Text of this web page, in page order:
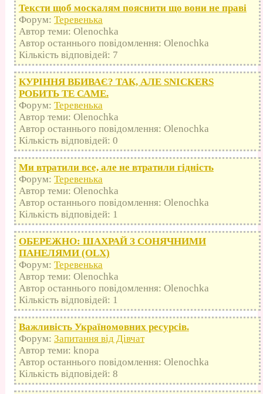
Тексти щоб москалям пояснити що вони не праві
Форум: Теревенька
Автор теми: Olenochka
Автор останнього повідомлення: Olenochka
Кількість відповідей: 7
КУРІННЯ ВБИВАЄ? ТАК, АЛЕ SNICKERS
РОБИТЬ ТЕ САМЕ.
Форум: Теревенька
Автор теми: Olenochka
Автор останнього повідомлення: Olenochka
Кількість відповідей: 0
Ми втратили все, але не втратили гідність
Форум: Теревенька
Автор теми: Olenochka
Автор останнього повідомлення: Olenochka
Кількість відповідей: 1
ОБЕРЕЖНО: ШАХРАЙ З СОНЯЧНИМИ
ПАНЕЛЯМИ (OLX)
Форум: Теревенька
Автор теми: Olenochka
Автор останнього повідомлення: Olenochka
Кількість відповідей: 1
Важливість Україномовних ресурсів.
Форум: Запитання від Дівчат
Автор теми: knopa
Автор останнього повідомлення: Olenochka
Кількість відповідей: 8